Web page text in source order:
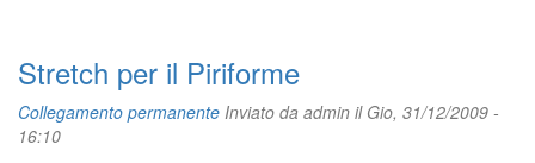
Stretch per il Piriforme
Collegamento permanente Inviato da admin il Gio, 31/12/2009 -
16:10